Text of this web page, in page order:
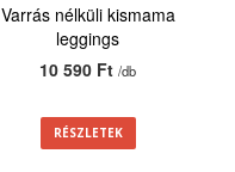
Varrás nélküli kismama
leggings
10 590 Ft/db
RÉSZLETEK